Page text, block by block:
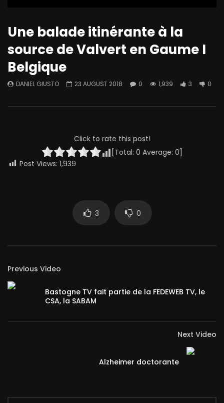
Une balade itinérante à la
source de Valvert en Gaume I
Belgique
DANIEL GIUSTO 23 AUGUST 2018 0 1,939 3 0
Click to rate this post!
[Total: 0 Average: 0]
Post Views: 1,939
3 0
Previous Video
Bastogne TV fait partie de la FEDEWEB TV, le
CSA, la SABAM
Next Video
Alzheimer doctorante